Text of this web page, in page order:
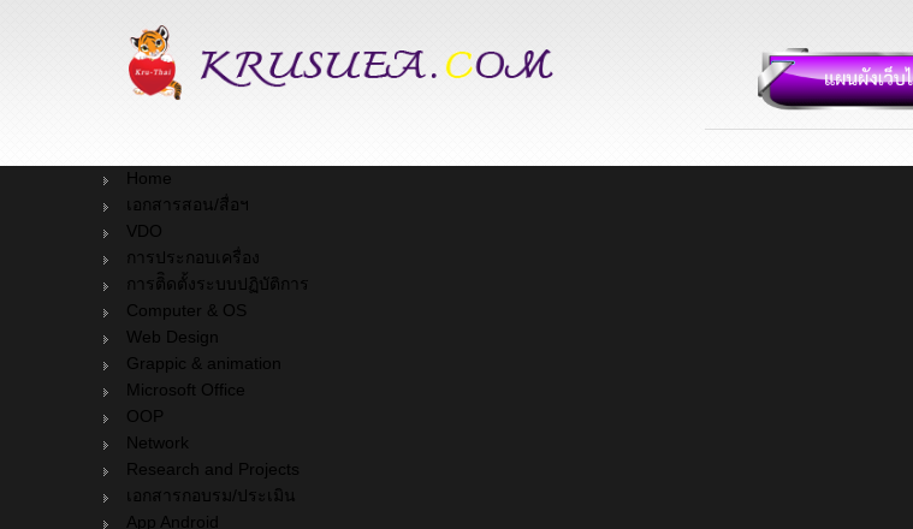
Home
เอกสารสอน/สื่อฯ
VDO
การประกอบเครื่อง
การติิดตั้งระบบปฏิบัติการ
Computer & OS
Web Design
Grappic & animation
Microsoft Office
OOP
Network
Research and Projects
เอกสารกอบรม/ประเมิน
App Android